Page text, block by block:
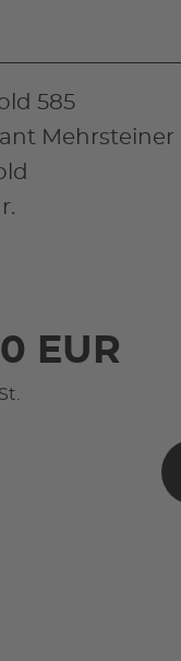
585
Mehrsteiner
EUR